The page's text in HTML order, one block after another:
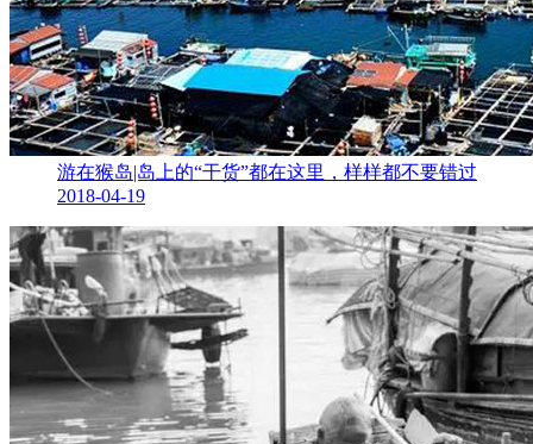
游在猴岛|岛上的“干货”都在这里，样样都不要错过
2018-04-19